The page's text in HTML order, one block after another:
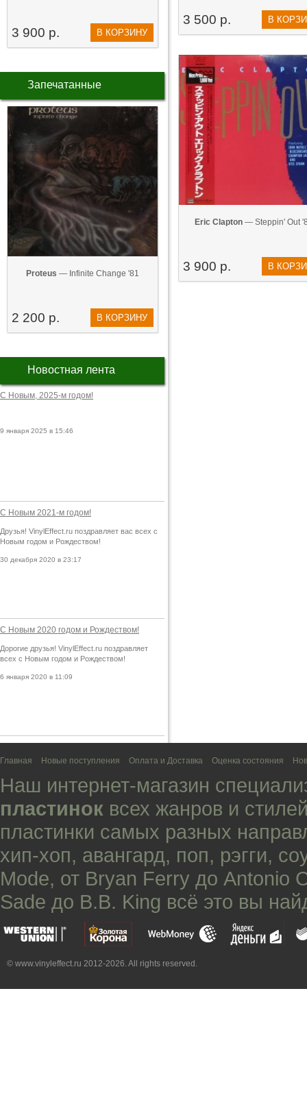
3 900 р. В КОРЗИНУ
Запечатанные
Proteus — Infinite Change '81
2 200 р. В КОРЗИНУ
Новостная лента
С Новым, 2025-м годом!
9 января 2025 в 15:46
С Новым 2021-м годом!
Друзья! VinylEffect.ru поздравляет вас всех с
Новым годом и Рождеством!
30 декабря 2020 в 23:17
С Новым 2020 годом и Рождеством!
Дорогие друзья! VinylEffect.ru поздравляет
всех с Новым годом и Рождеством!
6 января 2020 в 11:09
3 500 р. В
Eric Clapton — Steppin' Out
3 900 р. В
Главная Новые поступления Оплата и Доставка Оценка состояния
Наш интернет-магазин
пластинок всех жанров и
пластинки самых разных
хип-хоп, авангард, поп, рэгги,
Mode, от Bryan Ferry до Antonio
Sade до B.B. King всё это вы
© www.vinyleffect.ru 2012-2026. All rights reserved.